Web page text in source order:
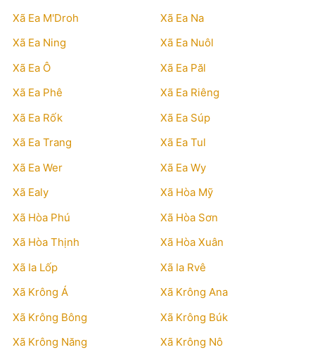
Xã Ea M'Droh
Xã Ea Na
Xã Ea Ning
Xã Ea Nuôl
Xã Ea Ô
Xã Ea Păl
Xã Ea Phê
Xã Ea Riêng
Xã Ea Rốk
Xã Ea Súp
Xã Ea Trang
Xã Ea Tul
Xã Ea Wer
Xã Ea Wy
Xã Ealy
Xã Hòa Mỹ
Xã Hòa Phú
Xã Hòa Sơn
Xã Hòa Thịnh
Xã Hòa Xuân
Xã Ia Lốp
Xã Ia Rvê
Xã Krông Á
Xã Krông Ana
Xã Krông Bông
Xã Krông Búk
Xã Krông Năng
Xã Krông Nô